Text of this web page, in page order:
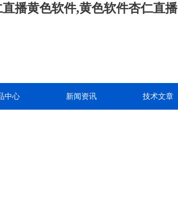
播黄色软件,黄色软件杏仁直播
中心 新闻资讯 技术文章